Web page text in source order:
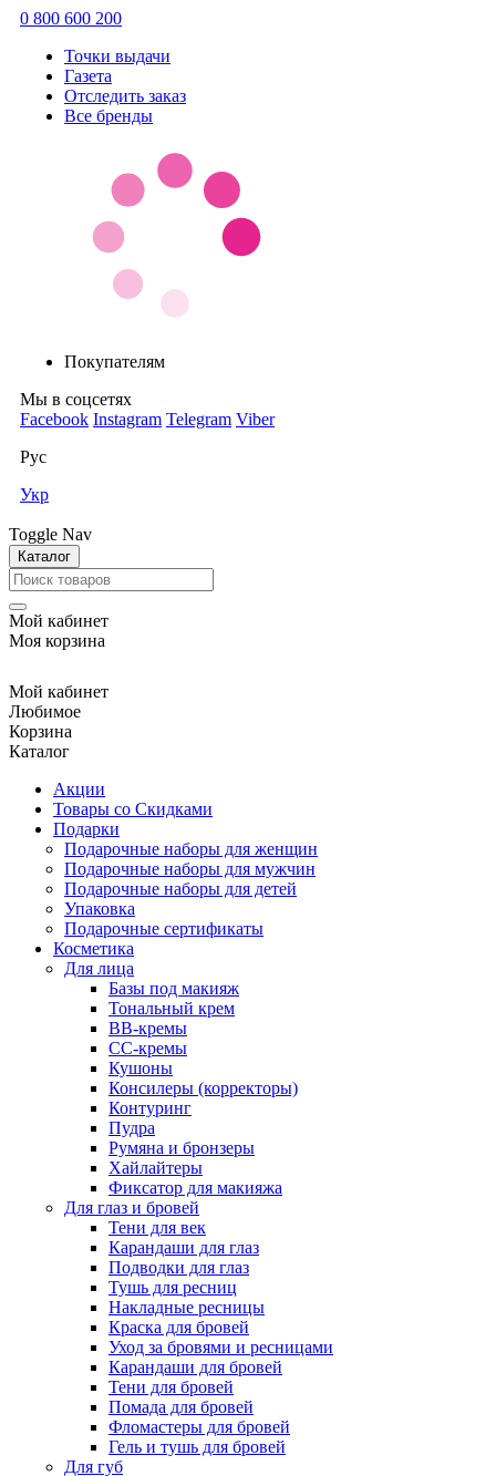
0 800 600 200
Точки выдачи
Газета
Отследить заказ
Все бренды
Покупателям
Мы в соцсетях
Facebook Instagram Telegram Viber
Рус
Укр
Toggle Nav
Каталог
Мой кабинет
Моя корзина
Мой кабинет
Любимое
Корзина
Каталог
Акции
Товары со Скидками
Подарки
Подарочные наборы для женщин
Подарочные наборы для мужчин
Подарочные наборы для детей
Упаковка
Подарочные сертификаты
Косметика
Для лица
Базы под макияж
Тональный крем
BB-кремы
CC-кремы
Кушоны
Консилеры (корректоры)
Контуринг
Пудра
Румяна и бронзеры
Хайлайтеры
Фиксатор для макияжа
Для глаз и бровей
Тени для век
Карандаши для глаз
Подводки для глаз
Тушь для ресниц
Накладные ресницы
Краска для бровей
Уход за бровями и ресницами
Карандаши для бровей
Тени для бровей
Помада для бровей
Фломастеры для бровей
Гель и тушь для бровей
Для губ